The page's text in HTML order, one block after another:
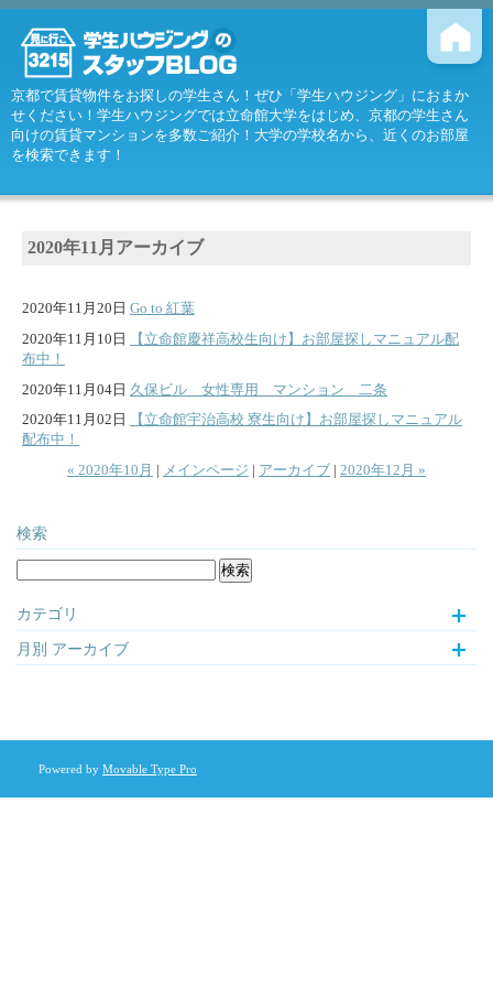
京都で賃貸物件をお探しの学生さん！ぜひ「学生ハウジング」におまか
せください！学生ハウジングでは立命館大学をはじめ、京都の学生さん
向けの賃貸マンションを多数ご紹介！大学の学校名から、近くのお部屋
を検索できます！
2020年11月アーカイブ
2020年11月20日 Go to 紅葉
2020年11月10日
【立命館慶祥高校生向け】お部屋探しマニュアル配
布中！
2020年11月04日 久保ビル 女性専用 マンション 二条
2020年11月02日
【立命館宇治高校 寮生向け】お部屋探しマニュアル
配布中！
« 2020年10月 | メインページ | アーカイブ | 2020年12月 »
検索
カテゴリ
月別 アーカイブ
Powered by Movable Type Pro